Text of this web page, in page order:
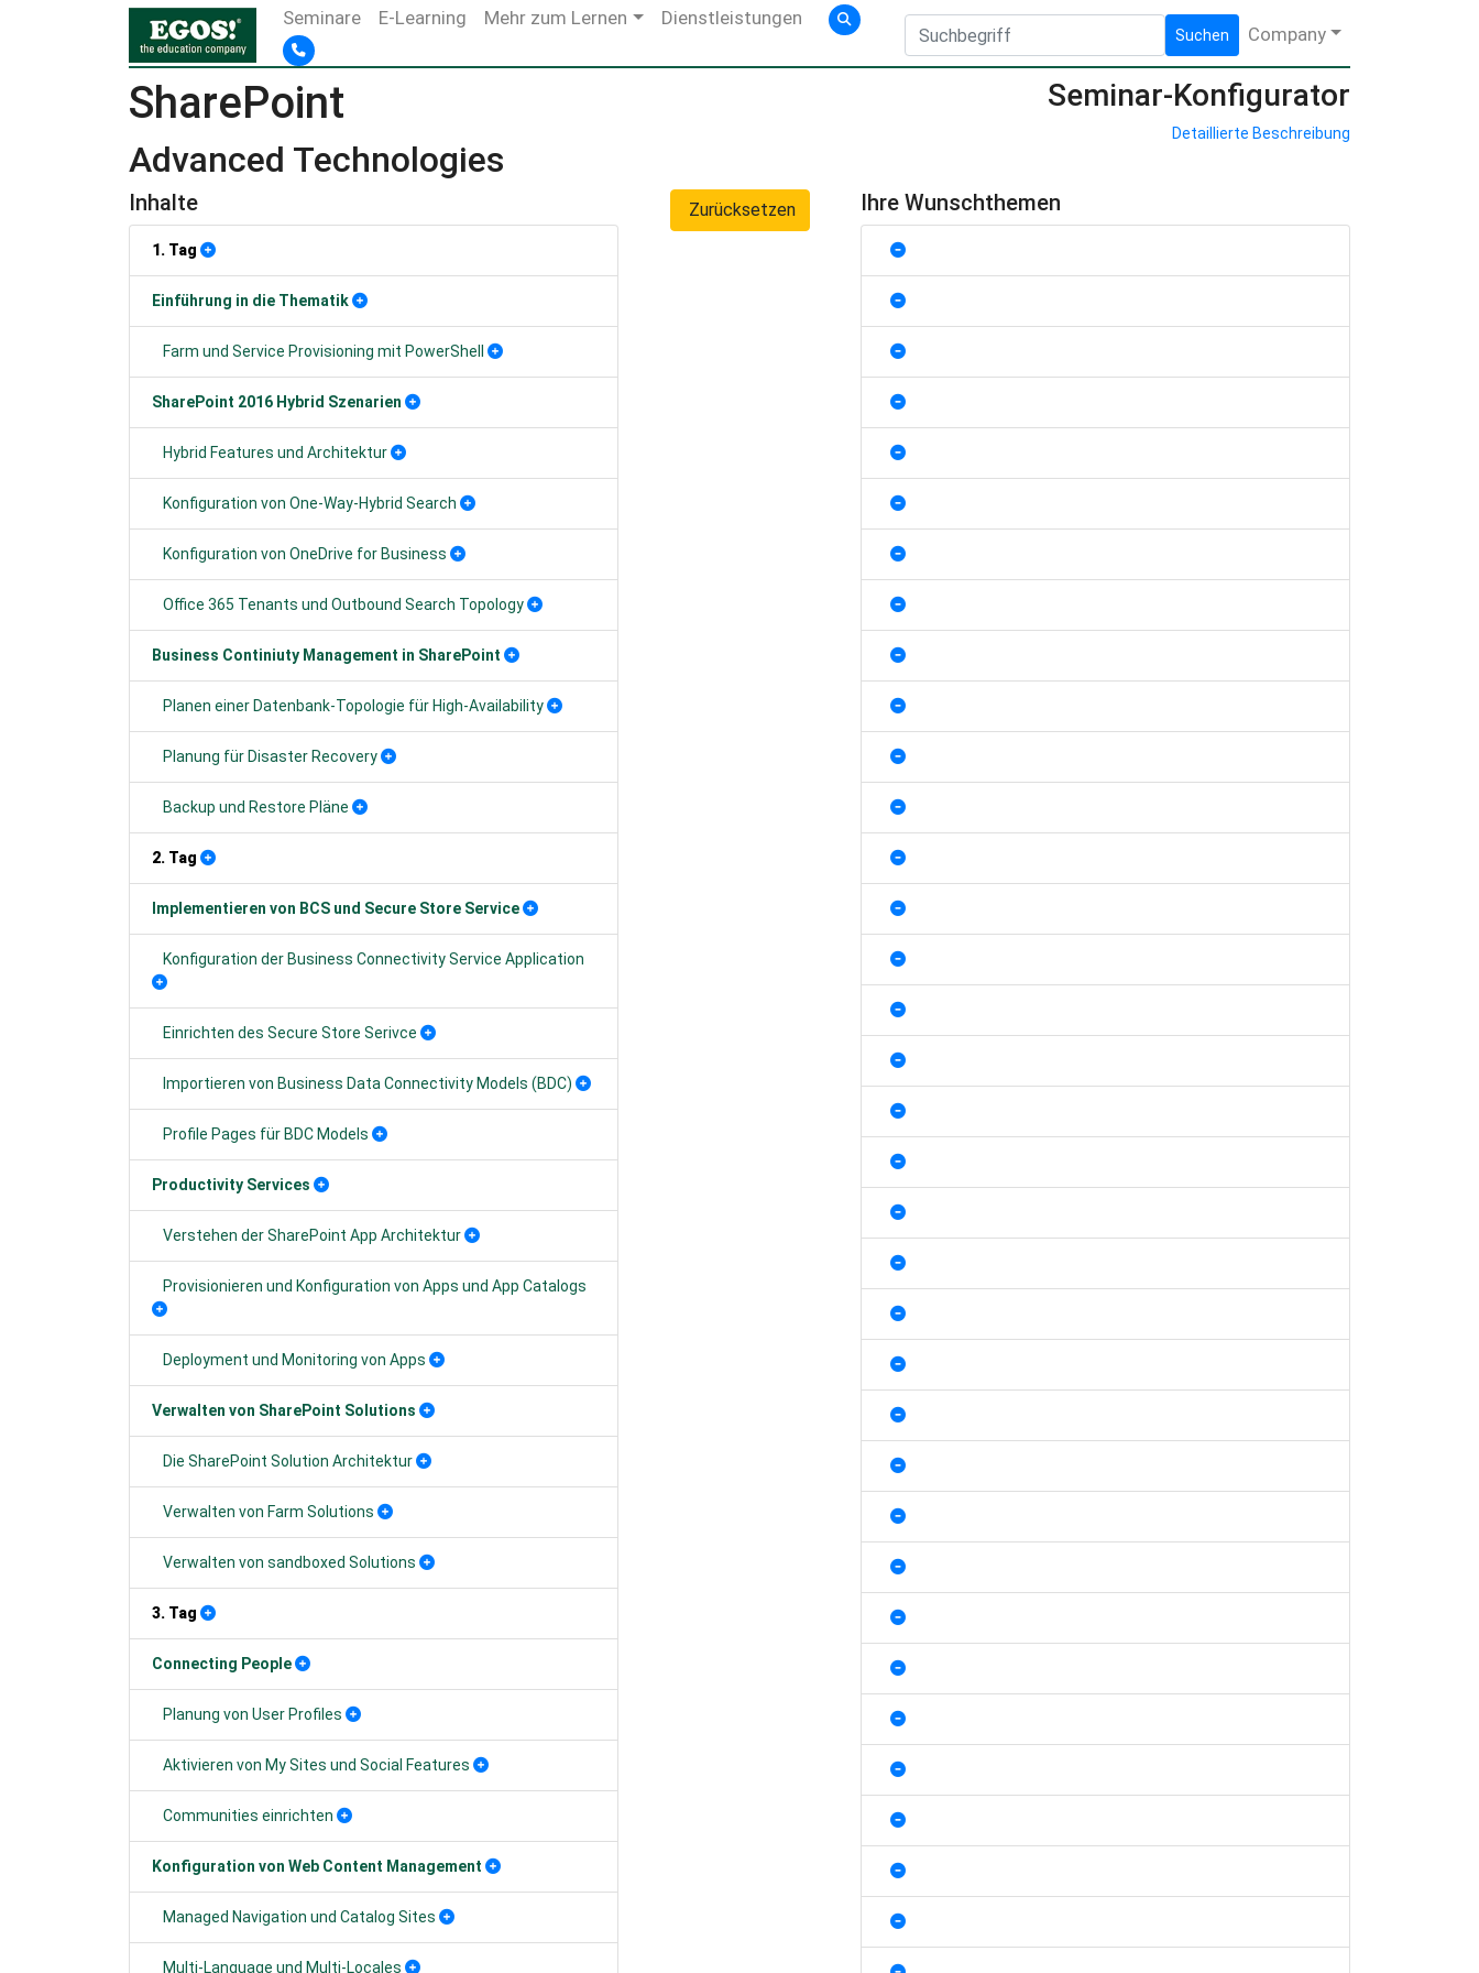
Seminare E-Learning Mehr zum Lernen Dienstleistungen
Suchen Company
SharePoint
Advanced Technologies
Seminar-Konfigurator
Detaillierte Beschreibung
Inhalte
1. Tag
Einführung in die Thematik
Farm und Service Provisioning mit PowerShell
SharePoint 2016 Hybrid Szenarien
Hybrid Features und Architektur
Konfiguration von One-Way-Hybrid Search
Konfiguration von OneDrive for Business
Office 365 Tenants und Outbound Search Topology
Business Continiuty Management in SharePoint
Planen einer Datenbank-Topologie für High-Availability
Planung für Disaster Recovery
Backup und Restore Pläne
2. Tag
Implementieren von BCS und Secure Store Service
Konfiguration der Business Connectivity Service Application
Einrichten des Secure Store Serivce
Importieren von Business Data Connectivity Models (BDC)
Profile Pages für BDC Models
Productivity Services
Verstehen der SharePoint App Architektur
Provisionieren und Konfiguration von Apps und App Catalogs
Deployment und Monitoring von Apps
Verwalten von SharePoint Solutions
Die SharePoint Solution Architektur
Verwalten von Farm Solutions
Verwalten von sandboxed Solutions
3. Tag
Connecting People
Planung von User Profiles
Aktivieren von My Sites und Social Features
Communities einrichten
Konfiguration von Web Content Management
Managed Navigation und Catalog Sites
Multi-Language und Multi-Locales
Zurücksetzen Ihre Wunschthemen